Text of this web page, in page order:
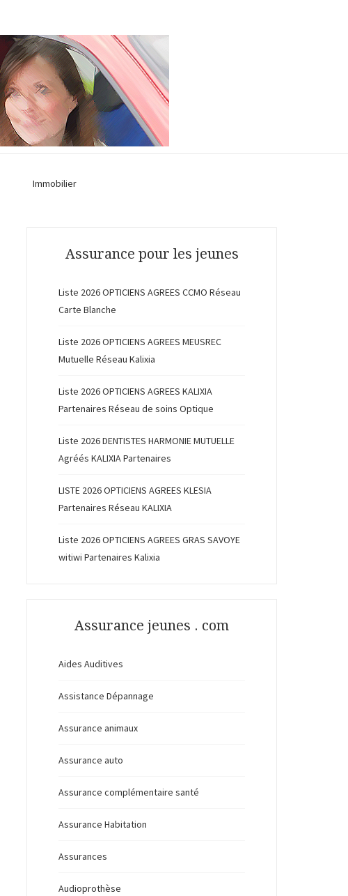
Immobilier
Assurance pour les jeunes
Liste 2026 OPTICIENS AGREES CCMO Réseau
Carte Blanche
Liste 2026 OPTICIENS AGREES MEUSREC
Mutuelle Réseau Kalixia
Liste 2026 OPTICIENS AGREES KALIXIA
Partenaires Réseau de soins Optique
Liste 2026 DENTISTES HARMONIE MUTUELLE
Agréés KALIXIA Partenaires
LISTE 2026 OPTICIENS AGREES KLESIA
Partenaires Réseau KALIXIA
Liste 2026 OPTICIENS AGREES GRAS SAVOYE
witiwi Partenaires Kalixia
Assurance jeunes . com
Aides Auditives
Assistance Dépannage
Assurance animaux
Assurance auto
Assurance complémentaire santé
Assurance Habitation
Assurances
Audioprothèse